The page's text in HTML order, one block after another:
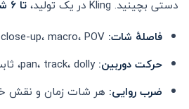
دستی بچینید. Kling در یک تولید،
تا ۶ شات مجزا
فاصلهٔ شات:
حرکت دوربین:pan، track، dolly، ثابت؛
ضرب روایی: هر شات زمان و نقش